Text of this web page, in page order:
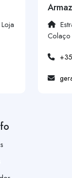
Colaço